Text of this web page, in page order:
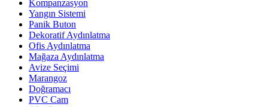
Kompanzasyon
Yangın Sistemi
Panik Buton
Dekoratif Aydınlatma
Ofis Aydınlatma
Mağaza Aydınlatma
Avize Seçimi
Marangoz
Doğramacı
PVC Cam